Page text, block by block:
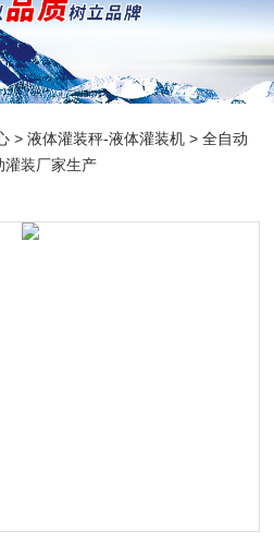
>液体灌装秤-液体灌装机 >全自动
灌装厂家生产